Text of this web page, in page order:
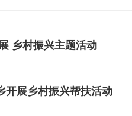
乡村振兴主题活动
开展乡村振兴帮扶活动